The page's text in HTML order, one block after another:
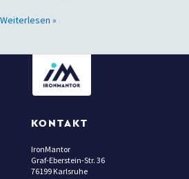
Weiterlesen »
KONTAKT
IronMantor
Graf-Eberstein-Str. 36
76199 Karlsruhe